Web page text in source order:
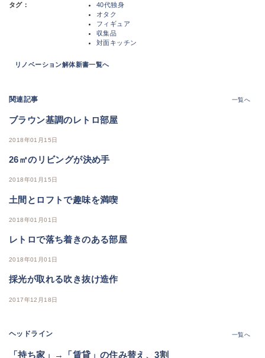
タグ：
40代独身
オタク
フィギュア
収集品
対面キッチン
リノベーション解体新書一覧へ
関連記事 一覧へ
ブラウン基調のレトロ部屋
2018年01月15日
26㎡のリビングが決め手
2018年01月15日
土間とロフトで趣味を満喫
2018年01月01日
レトロで落ち着きのある部屋
2018年01月01日
採光が取れる吹き抜け造作
2017年12月18日
ヘッドライン 一覧へ
「持ち家」→「賃貸」の住み替え、3割